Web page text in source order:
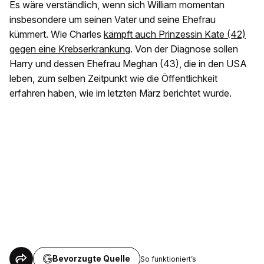
Es wäre verständlich, wenn sich William momentan
insbesondere um seinen Vater und seine Ehefrau
kümmert. Wie Charles kämpft auch Prinzessin Kate (42)
gegen eine Krebserkrankung. Von der Diagnose sollen
Harry und dessen Ehefrau Meghan (43), die in den USA
leben, zum selben Zeitpunkt wie die Öffentlichkeit
erfahren haben, wie im letzten März berichtet wurde.
Bevorzugte Quelle So funktioniert’s